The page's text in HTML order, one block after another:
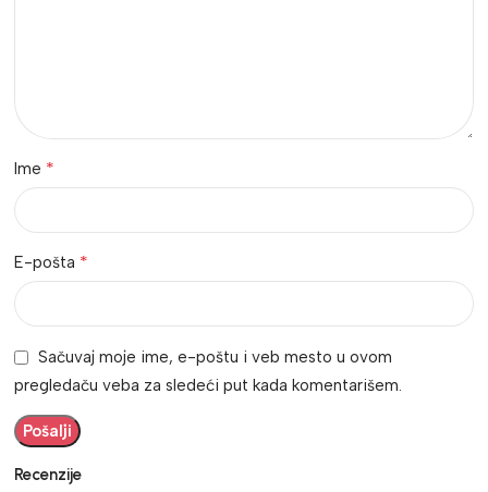
Recenzije
Ime *
E-pošta *
Sačuvaj moje ime, e-poštu i veb mesto u ovom
pregledaču veba za sledeći put kada komentarišem.